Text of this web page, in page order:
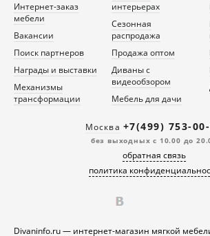
Интернет-заказ
мебели
Вакансии
Поиск партнеров
Награды и выставки
Механизмы
трансформации
интерьерах
Сезонная
распродажа
Продажа оптом
Диваны с
видеообзором
Мебель для дачи
Москва +7(499) 753-
без выходных с 10.00 до
обратная связь
политика
Divaninfo.ru — интернет-магазин мягкой